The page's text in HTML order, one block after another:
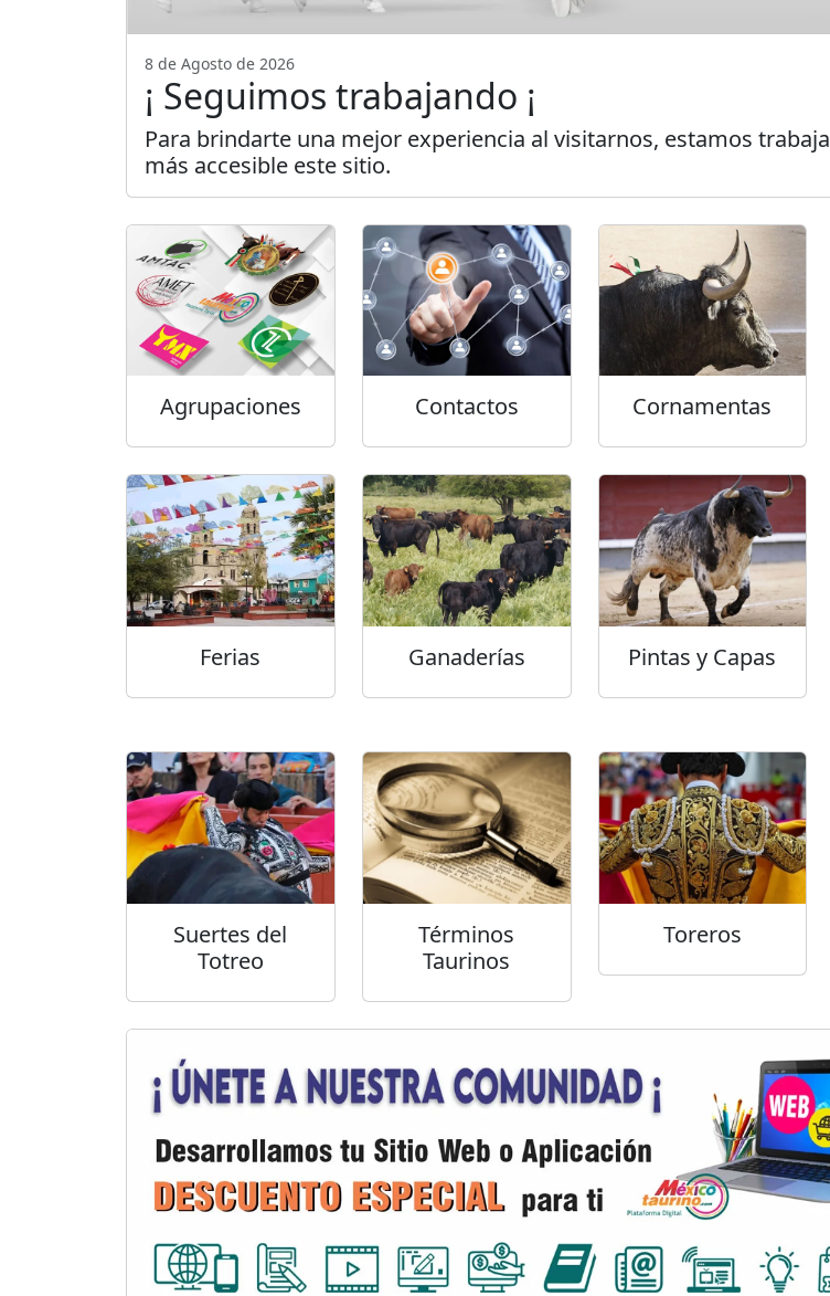
8 de Agosto de 2026
¡ Seguimos trabajando ¡
Para brindarte una mejor experiencia al visitarnos, estamos
más accesible este sitio.
Agrupaciones Contactos Cornamentas
Ferias Ganaderías Pintas y Capas
Suertes del
Totreo
Términos
Taurinos
Toreros